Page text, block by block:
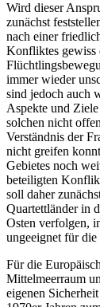
Wird dieser
zunächst
nach einer
Konfliktes gewiss
immer wieder
sind jedoch auch
Aspekte und
solchen nicht
Verständnis der
nicht greifen
Gebietes noch
beteiligten
soll daher
Quartettländer in
Osten verfolgen,
ungeeignet für
Für die
Mittelmeerraum
eigenen